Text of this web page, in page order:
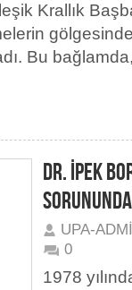
Krallık
Bu bağlamda,
DR. İPEK
UPA-
0
1978